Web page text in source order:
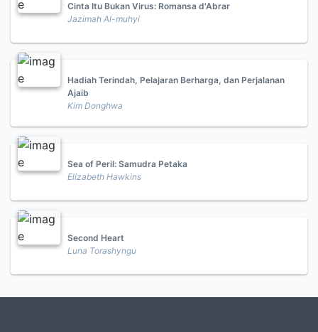
Cinta Itu Bukan Virus: Romansa d'Abrar
Jazimah Al-muhyi
Hadiah Terindah, Pelajaran Berharga, dan Perjalanan
Ajaib
Kim Donghwa
Sea of Peril: Samudra Petaka
Elizabeth Hawkins
Second Heart
Luna Torashyngu